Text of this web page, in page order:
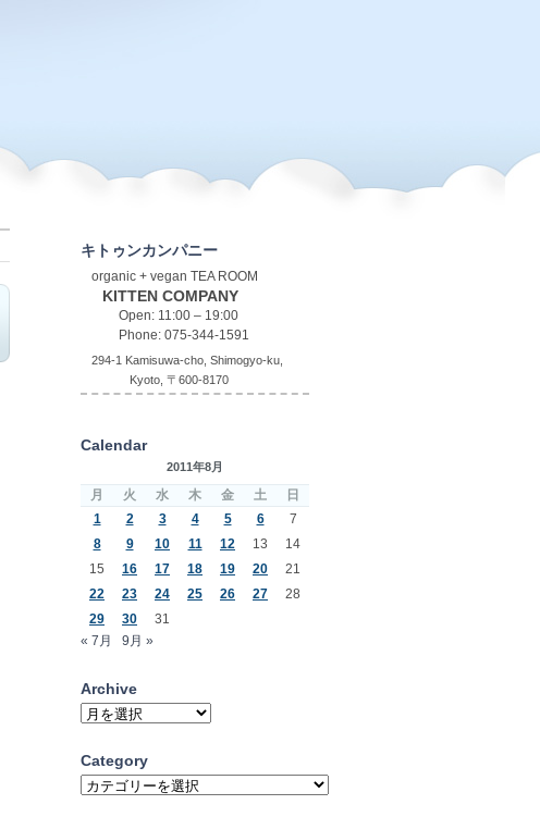
キトゥンカンパニー
organic + vegan TEA ROOM
KITTEN COMPANY
Open: 11:00 – 19:00
Phone: 075-344-1591
294-1 Kamisuwa-cho, Shimogyo-ku,
Kyoto, 〒600-8170
Calendar
2011年8月
月 火 水 木 金 土
日
1
2 3 4 5 6
7
8
9 10 11 12 13
14
15
16 17 18 19 20
21
22
23 24 25 26 27
28
29
30
31
« 7月
9月 »
Archive
Archive
Category
Category